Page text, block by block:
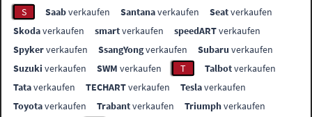
S
Saabverkaufen Santanaverkaufen Seatverkaufen
Skodaverkaufen smartverkaufen speedARTverkaufen
Spykerverkaufen SsangYongverkaufen Subaru verkaufen
Suzuki verkaufen SWM verkaufen T Talbotverkaufen
Tataverkaufen TECHARTverkaufen Teslaverkaufen
Toyotaverkaufen Trabantverkaufen Triumphverkaufen